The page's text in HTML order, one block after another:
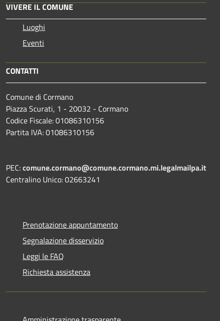
VIVERE IL COMUNE
Luoghi
Eventi
CONTATTI
Comune di Cormano
Piazza Scurati, 1 - 20032 - Cormano
Codice Fiscale: 01086310156
Partita IVA: 01086310156
PEC:comune.cormano@comune.cormano.mi.legalmailpa.it
Centralino Unico: 02663241
Prenotazione appuntamento
Segnalazione disservizio
Leggi le FAQ
Richiesta assistenza